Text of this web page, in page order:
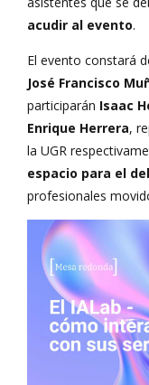
acudir al evento.
El evento constará
José Francisco
participarán Isaac
Enrique Herrera,
la UGR
espacio para el
profesionales